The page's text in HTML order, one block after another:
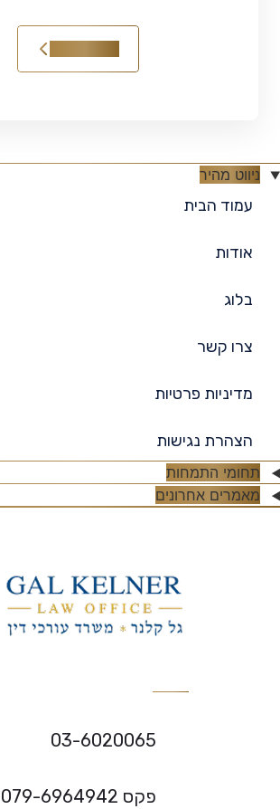
ניווט מהיר
עמוד הבית
אודות
בלוג
צרו קשר
מדיניות פרטיות
הצהרת נגישות
תחומי התמחות
מאמרים אחרונים
03-6020065
פקס 079-6964942